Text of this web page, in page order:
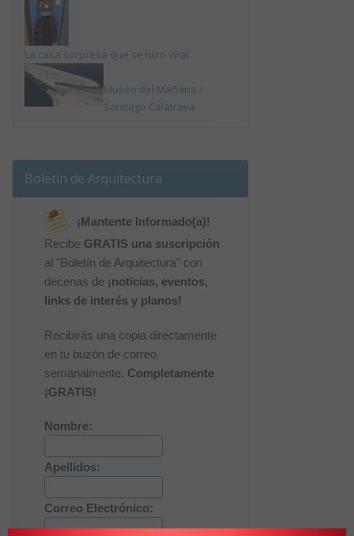
La casa sorpresa que se hizo viral
Museo del Mañana /
Santiago Calatrava
Boletín de Arquitectura
¡Mantente Informado(a)!
Recibe GRATIS una suscripción
al "Boletín de Arquitectura" con
decenas de ¡noticias, eventos,
links de interés y planos!
Recibirás una copia directamente
en tu buzón de correo
semanalmente. Completamente
¡GRATIS!
Nombre:
Apellidos:
Correo Electrónico: